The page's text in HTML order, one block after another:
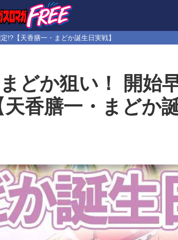
!?【天香膳一・まどか誕生日実戦】
どか狙い！ 開始
香膳一・まどか